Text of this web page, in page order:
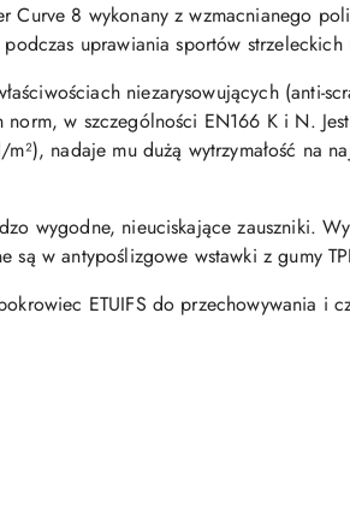
Curve 8 wykonany z wzmacnianego
uprawiania sportów
niezarysowujących (anti-
w szczególności EN166 K i N.
nadaje mu dużą wytrzymałość na
wygodne, nieuciskające zauszniki.
są w antypoślizgowe wstawki z gumy
ETUIFS do przechowywania i